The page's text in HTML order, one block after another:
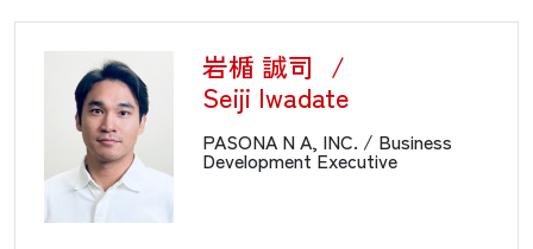
岩楯 誠司
/
Seiji Iwadate
PASONA N A, INC. / Business
Development Executive